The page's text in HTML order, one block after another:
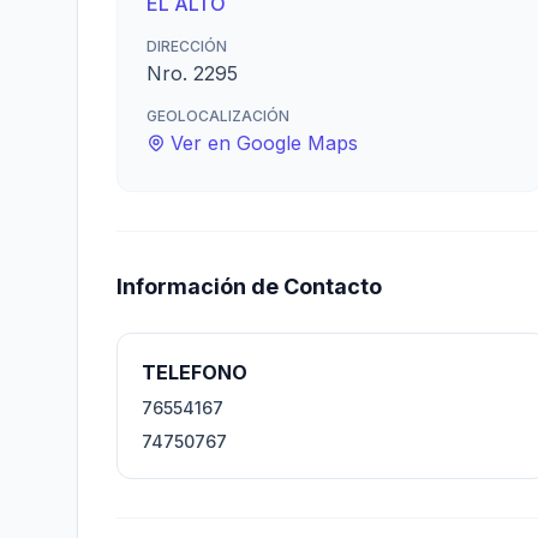
DIRECCIÓN
Nro. 2295
GEOLOCALIZACIÓN
Ver en Google Maps
Información de Contacto
TELEFONO
76554167
74750767